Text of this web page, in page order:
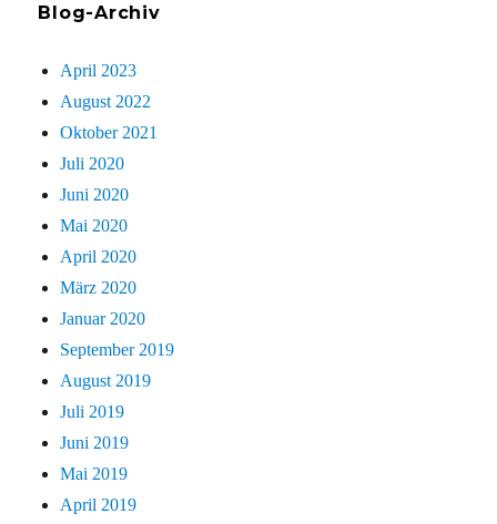
Blog-Archiv
April 2023
August 2022
Oktober 2021
Juli 2020
Juni 2020
Mai 2020
April 2020
März 2020
Januar 2020
September 2019
August 2019
Juli 2019
Juni 2019
Mai 2019
April 2019